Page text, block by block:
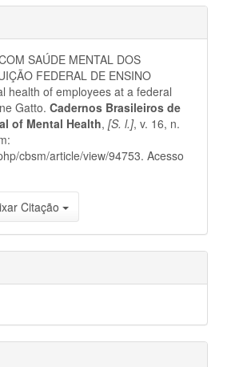
SAÚDE MENTAL DOS
FEDERAL DE ENSINO
health of employees at a federal
Gatto.Cadernos Brasileiros de
of Mental Health,[S. l.], v. 16, n.
cbsm/article/view/94753. Acesso
Citação